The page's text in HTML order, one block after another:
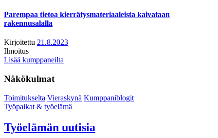
Parempaa tietoa kierrätysmateriaaleista kaivataan
rakennusalalla
Kirjoitettu 21.8.2023
Ilmoitus
Lisää kumppaneilta
Näkökulmat
Toimitukselta Vieraskynä Kumppaniblogit
Työpaikat & työelämä
Työelämän uutisia